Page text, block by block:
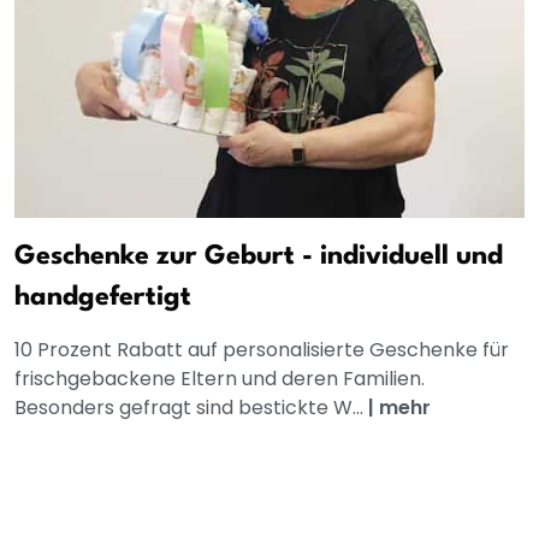
Geschenke zur Geburt - individuell und
handgefertigt
10 Prozent Rabatt auf personalisierte Geschenke für
frischgebackene Eltern und deren Familien.
Besonders gefragt sind bestickte W... | mehr